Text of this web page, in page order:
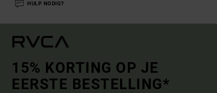
HULP NODIG?
15% KORTING OP JE
EERSTE BESTELLING*